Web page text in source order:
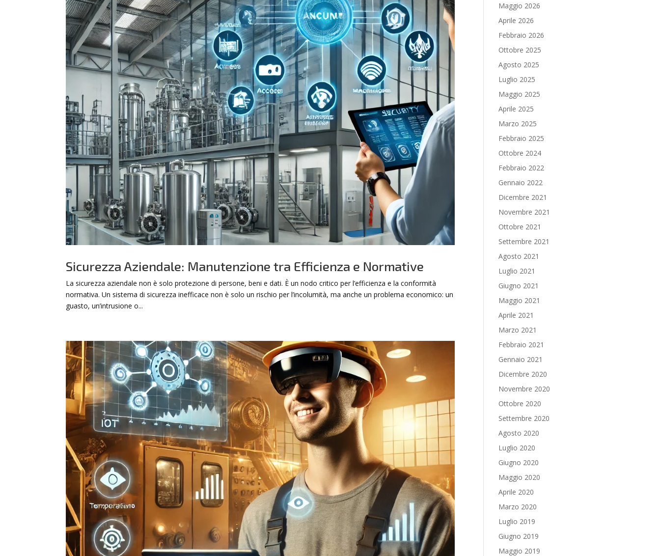
Sicurezza Aziendale: Manutenzione tra Efficienza e Normative
La sicurezza aziendale non è solo protezione di persone, beni e dati. È un nodo critico per l’efficienza e la conformità
normativa. Un sistema di sicurezza inefficace non è solo un rischio per l’incolumità, ma anche un problema economico: un
guasto, un’intrusione o...
Maggio 2026
Aprile 2026
Febbraio 2026
Ottobre 2025
Agosto 2025
Luglio 2025
Maggio 2025
Aprile 2025
Marzo 2025
Febbraio 2025
Ottobre 2024
Febbraio 2022
Gennaio 2022
Dicembre 2021
Novembre 2021
Ottobre 2021
Settembre 2021
Agosto 2021
Luglio 2021
Giugno 2021
Maggio 2021
Aprile 2021
Marzo 2021
Febbraio 2021
Gennaio 2021
Dicembre 2020
Novembre 2020
Ottobre 2020
Settembre 2020
Agosto 2020
Luglio 2020
Giugno 2020
Maggio 2020
Aprile 2020
Marzo 2020
Luglio 2019
Giugno 2019
Maggio 2019